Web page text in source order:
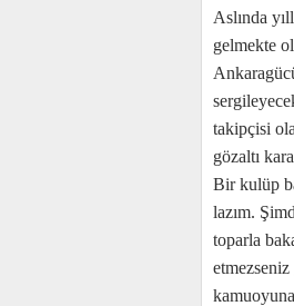
Aslında
gelmekte
takipçisi
gözaltı
Bir kulüp
lazım.
toparla
etmezseniz